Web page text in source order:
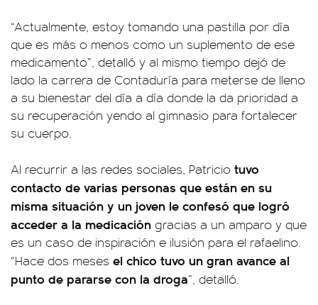
“Actualmente, estoy tomando una pastilla por día
que es más o menos como un suplemento de ese
medicamento”, detalló y al mismo tiempo dejó de
lado la carrera de Contaduría para meterse de lleno
a su bienestar del día a día donde la da prioridad a
su recuperación yendo al gimnasio para fortalecer
su cuerpo.
Al recurrir a las redes sociales, Patricio tuvo
contacto de varias personas que están en su
misma situación y un joven le confesó que logró
acceder a la medicación gracias a un amparo y que
es un caso de inspiración e ilusión para el rafaelino.
“Hace dos meses el chico tuvo un gran avance al
punto de pararse con la droga”, detalló.